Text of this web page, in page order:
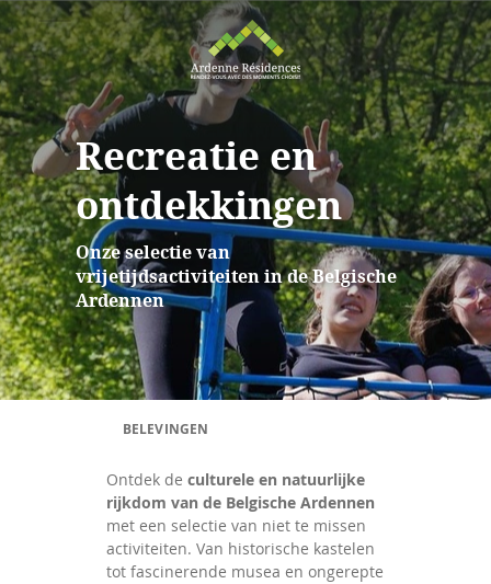
Recreatie en
ontdekkingen
Onze selectie van
vrijetijdsactiviteiten in de Belgische
Ardennen
BELEVINGEN
Ontdek de culturele en natuurlijke
rijkdom van de Belgische Ardennen
met een selectie van niet te missen
activiteiten. Van historische kastelen
tot fascinerende musea en ongerepte